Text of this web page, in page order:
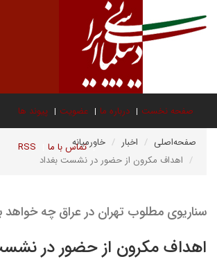
صفحه نخست درباره ما عضویت پیوند ها
تماس با ما RSS صفحه‌اصلی اخبار
خاورمیانه
اهداف مکرون از حضور در نشست بغداد
سناریوی مطلوب تهران در عراق چه خواهد
اهداف مکرون از حضور در